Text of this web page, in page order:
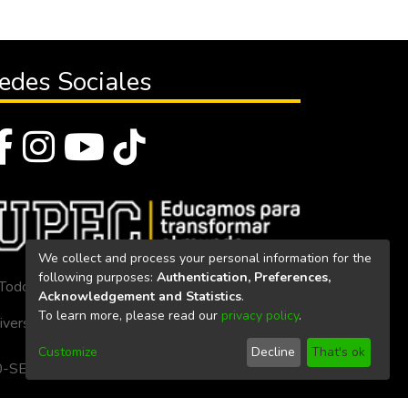
Sociales
los derechos reservados 2023
Politécnica Estatal del Carchi
SE-33-CACES-2020
We collect and process your personal information for the
following purposes: Authentication, Preferences,
Acknowledgement and Statistics.
To learn more, please read our privacy policy.
Customize Decline That's ok